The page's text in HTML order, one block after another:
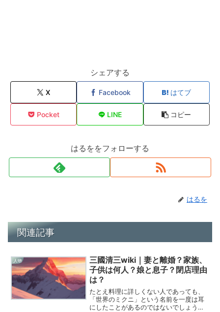
シェアする
X Facebook はてブ
Pocket LINE コピー
はるををフォローする
はるを
関連記事
人物
三國清三wiki｜妻と離婚？家族、
子供は何人？娘と息子？閉店理由
は？
たとえ料理に詳しくない人であっても、
「世界のミクニ」という名前を一度は耳
にしたことがあるのではないでしょう